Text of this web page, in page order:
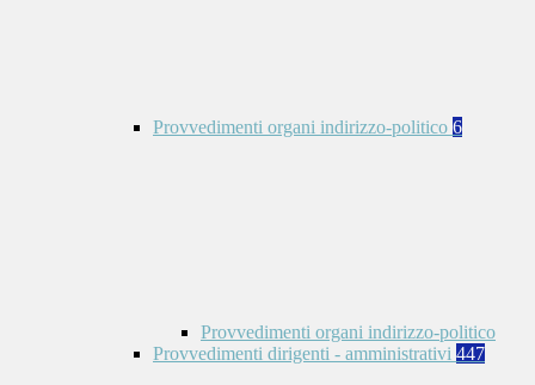
Provvedimenti organi indirizzo-politico 6
Provvedimenti organi indirizzo-politico
Provvedimenti dirigenti - amministrativi 447